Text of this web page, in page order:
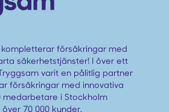
försäkringar med
säkerhetstjänster! I över ett
varit en pålitlig partner
försäkringar med innovativa
medarbetare i Stockholm
70 000 kunder.